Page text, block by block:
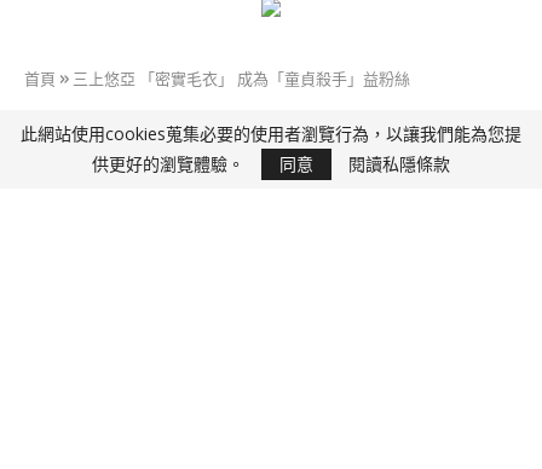
首頁 » 三上悠亞 「密實毛衣」 成為「童貞殺手」益粉絲
快D J
三上悠亞 「密實毛衣」 成為「童貞殺手」益粉絲
此網站使用cookies蒐集必要的使用者瀏覽行為，以讓我們能為您提
供更好的瀏覽體驗。
同意 閱讀私隱條款